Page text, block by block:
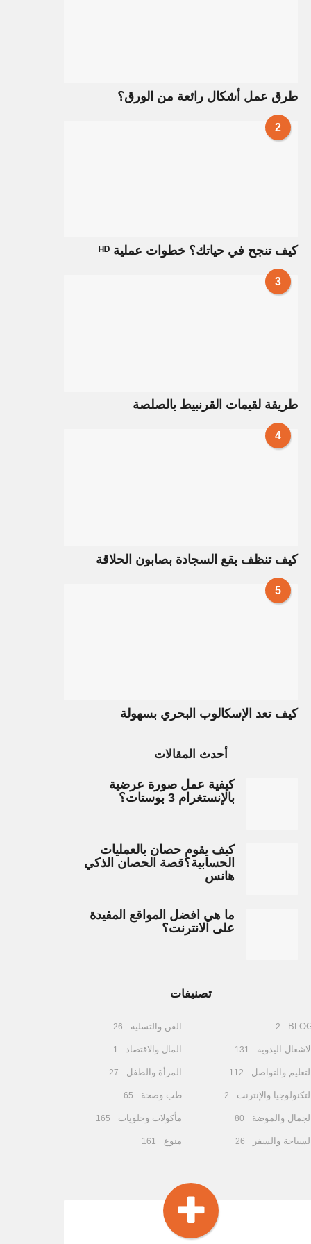
طرق عمل أشكال رائعة من الورق؟
2
كيف تنجح في حياتك؟ خطوات عملية ᴴᴰ
3
طريقة لقيمات القرنبيط بالصلصة
4
كيف تنظف بقع السجادة بصابون الحلاقة
5
كيف تعد الإسكالوب البحري بسهولة
أحدث المقالات
كيفية عمل صورة عرضية
بالإنستغرام 3 بوستات؟
كيف يقوم حصان بالعمليات
الحسابية؟قصة الحصان الذكي
هانس
ما هي أفضل المواقع المفيدة
على الانترنت؟
تصنيفات
2
الاشغال اليدوية 131
التعليم والتواصل 112
التكنولوجيا والإنترنت 2
الجمال والموضة 80
السياحة والسفر 26
الفن والتسلية 26
المال والاقتصاد 1
المرأة والطفل 27
طب وصحة 65
مأكولات وحلويات 165
منوع 161